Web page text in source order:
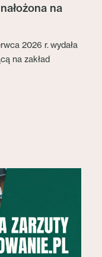
na
2026 r. wydała
na zakład